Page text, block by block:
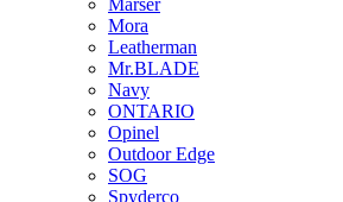
Marser
Mora
Leatherman
Mr.BLADE
Navy
ONTARIO
Opinel
Outdoor Edge
SOG
Spyderco